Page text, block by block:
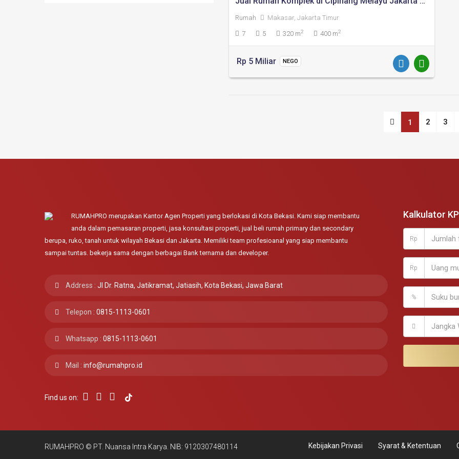
Rumah Makasar, Jakarta Timur
7 5 320 m2 400 m2
Rp 5 Miliar NEGO
1 2 3
RUMAHPRO merupakan Kantor Agen Properti yang berlokasi di Kota Bekasi. Kami siap membantu
anda dalam pemasaran properti, jasa konsultasi properti, jual beli rumah primary dan secondary
berupa, ruko, tanah untuk wilayah Bekasi dan Jakarta. Memiliki team profesioanal yang siap membantu
sampai tuntas. bekerja sama dengan berbagai Bank ternama dan developer.
Address : Jl Dr. Ratna, Jatikramat, Jatiasih, Kota Bekasi, Jawa Barat
Telepon : 0815-1113-0601
Whatsapp : 0815-1113-0601
Mail : info@rumahpro.id
Find us on:
Kalkulator
Rp
Rp
%
RUMAHPRO © PT. Nuansa Intra Karya. NIB: 9120307480114 Kebijakan Privasi Syarat & Ketentuan